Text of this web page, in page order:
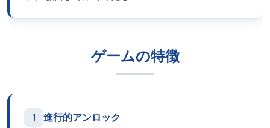
ゲームの特徴
1 進行的アンロック